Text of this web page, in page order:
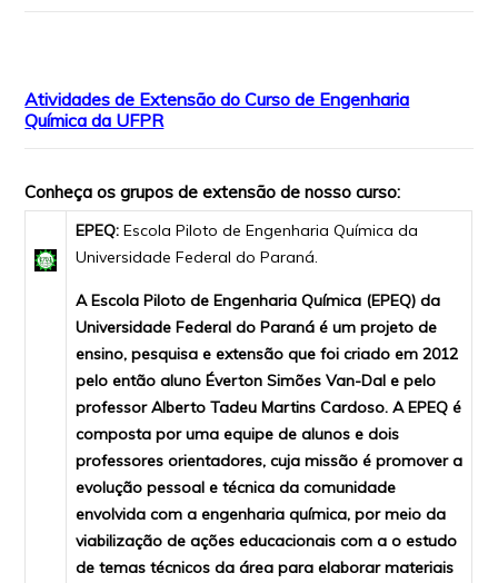
Atividades de Extensão do Curso de Engenharia
Química da UFPR
Conheça os grupos de extensão de nosso curso:
EPEQ: Escola Piloto de Engenharia Química da
Universidade Federal do Paraná.
A Escola Piloto de Engenharia Química (EPEQ) da
Universidade Federal do Paraná é um projeto de
ensino, pesquisa e extensão que foi criado em 2012
pelo então aluno Éverton Simões Van-Dal e pelo
professor Alberto Tadeu Martins Cardoso. A EPEQ é
composta por uma equipe de alunos e dois
professores orientadores, cuja missão é promover a
evolução pessoal e técnica da comunidade
envolvida com a engenharia química, por meio da
viabilização de ações educacionais com a o estudo
de temas técnicos da área para elaborar materiais